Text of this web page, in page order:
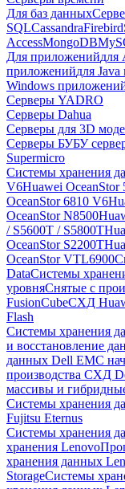
Для баз данных
SQLCassandra
AccessMongoDB
Для приложенийдля
приложенийдля
Windows
Серверы YADRO
Серверы Dahua
Серверы для 3D
Серверы БУБУ
Supermicro
Системы хранения
V6Huawei OceanStor
OceanStor 6810 V6
OceanStor N8500
/ S5600T / S5800T
OceanStor S2200T
OceanStor VTL6900
DataСистемы
уровняСнятые с
FusionCubeСХД
Flash
Системы хранения
и восстановление
данных Dell EMC
производства СХД
массивы и
Системы хранения
Fujitsu Eternus
Системы хранения
хранения Lenovo
хранения данных
StorageСистемы